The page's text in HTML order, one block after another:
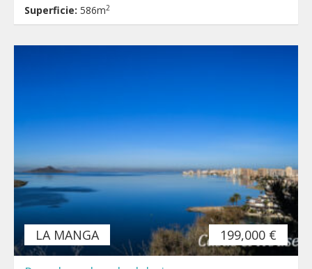
Superficie: 586m2
LA MANGA 199,000 €